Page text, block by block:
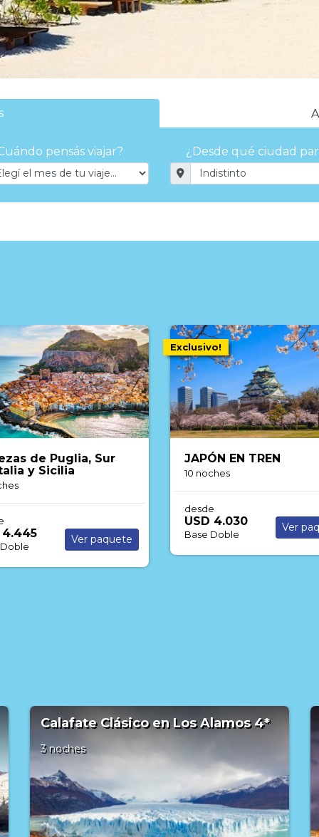
pensás viajar? ¿Desde qué ciudad
de Puglia, Sur
y Sicilia
4.445 Ver paquete
Exclusivo!
JAPÓN EN TREN
10 noches
desde
USD 4.030
Base Doble
Ver
Salta Clásico en Design Suites 5*
3 noches